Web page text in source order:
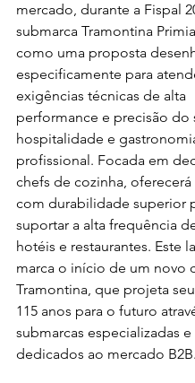
mercado, durante a Fispal
submarca Tramontina
como uma proposta
especificamente para
exigências técnicas de alta
performance e precisão do
hospitalidade e
profissional. Focada em
chefs de cozinha,
com durabilidade superior
suportar a alta frequência
hotéis e restaurantes. Este
marca o início de um novo
Tramontina, que projeta
115 anos para o futuro
submarcas especializadas e
dedicados ao mercado B2B.